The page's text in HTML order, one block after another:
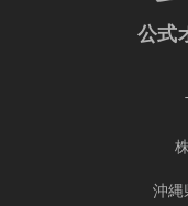
公式
沖縄